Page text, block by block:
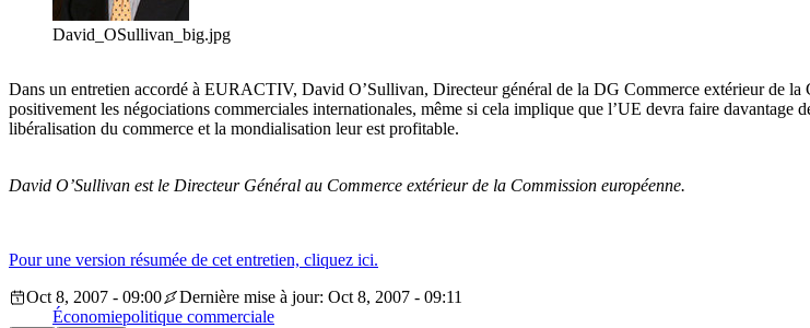
David_OSullivan_big.jpg
Dans un entretien accordé à EURACTIV, David O’Sullivan, Directeur général de la DG Commerce extérieur de la
positivement les négociations commerciales internationales, même si cela implique que l’UE devra faire davantage
libéralisation du commerce et la mondialisation leur est profitable.
David O’Sullivan est le Directeur Général au Commerce extérieur de la Commission européenne.
Pour une version résumée de cet entretien, cliquez ici.
Oct 8, 2007 - 09:00
Dernière mise à jour: Oct 8, 2007 - 09:11
Économiepolitique commerciale